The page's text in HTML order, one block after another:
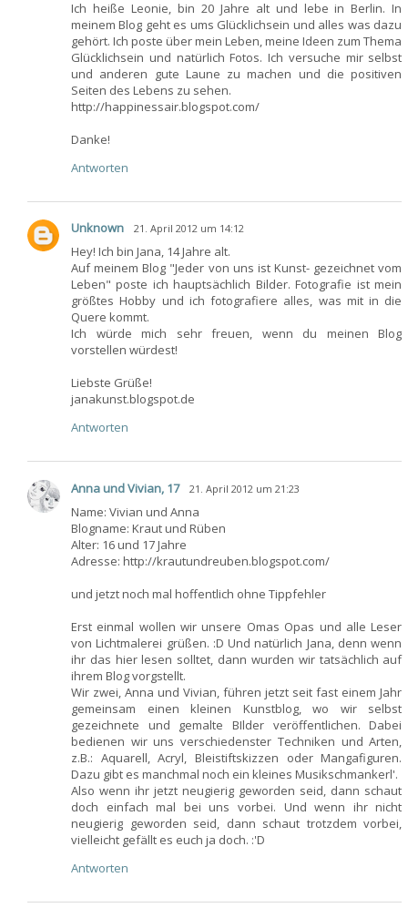
Ich heiße Leonie, bin 20 Jahre alt und lebe in Berlin. In
meinem Blog geht es ums Glücklichsein und alles was dazu
gehört. Ich poste über mein Leben, meine Ideen zum Thema
Glücklichsein und natürlich Fotos. Ich versuche mir selbst
und anderen gute Laune zu machen und die positiven
Seiten des Lebens zu sehen.
http://happinessair.blogspot.com/
Danke!
Antworten
Unknown 21. April 2012 um 14:12
Hey! Ich bin Jana, 14 Jahre alt.
Auf meinem Blog "Jeder von uns ist Kunst- gezeichnet vom
Leben" poste ich hauptsächlich Bilder. Fotografie ist mein
größtes Hobby und ich fotografiere alles, was mit in die
Quere kommt.
Ich würde mich sehr freuen, wenn du meinen Blog
vorstellen würdest!
Liebste Grüße!
janakunst.blogspot.de
Antworten
Anna und Vivian, 17 21. April 2012 um 21:23
Name: Vivian und Anna
Blogname: Kraut und Rüben
Alter: 16 und 17 Jahre
Adresse: http://krautundreuben.blogspot.com/
und jetzt noch mal hoffentlich ohne Tippfehler
Erst einmal wollen wir unsere Omas Opas und alle Leser
von Lichtmalerei grüßen. :D Und natürlich Jana, denn wenn
ihr das hier lesen solltet, dann wurden wir tatsächlich auf
ihrem Blog vorgstellt.
Wir zwei, Anna und Vivian, führen jetzt seit fast einem Jahr
gemeinsam einen kleinen Kunstblog, wo wir selbst
gezeichnete und gemalte BIlder veröffentlichen. Dabei
bedienen wir uns verschiedenster Techniken und Arten,
z.B.: Aquarell, Acryl, Bleistiftskizzen oder Mangafiguren.
Dazu gibt es manchmal noch ein kleines Musikschmankerl'.
Also wenn ihr jetzt neugierig geworden seid, dann schaut
doch einfach mal bei uns vorbei. Und wenn ihr nicht
neugierig geworden seid, dann schaut trotzdem vorbei,
vielleicht gefällt es euch ja doch. :'D
Antworten